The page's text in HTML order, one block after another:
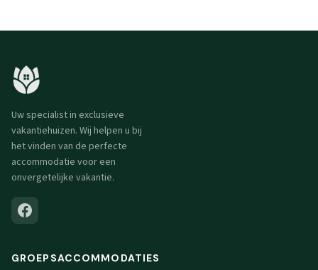
Uw specialist in exclusieve
vakantiehuizen. Wij helpen u bij
het vinden van de perfecte
accommodatie voor een
onvergetelijke vakantie.
GROEPSACCOMMODATIES